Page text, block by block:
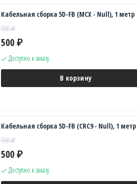
Кабельная сборка 5D-FB (MCX - Null), 1 метр
900₽
500 ₽
Доступно к заказу
В корзину
Кабельная сборка 5D-FB (CRC9 - Null), 1 метр
900₽
500 ₽
Доступно к заказу